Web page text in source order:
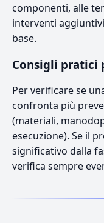
componenti, alle
interventi
base.
Consigli pratici
Per verificare se
confronta più
(materiali,
esecuzione). Se il
significativo dalla
verifica sempre